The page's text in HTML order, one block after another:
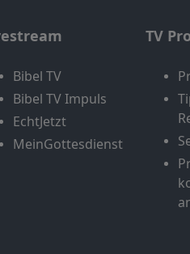
Bibel TV
Bibel TV Impuls
EchtJetzt
MeinGottesdienst
TV